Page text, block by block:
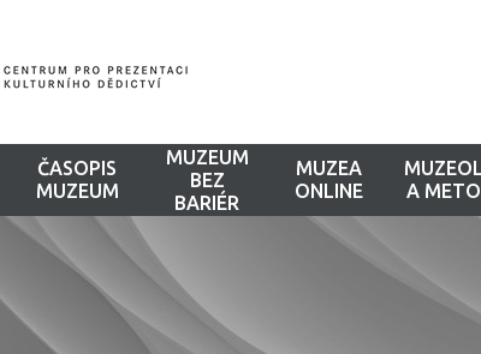
ČASOPIS
MUZEUM
MUZEUM
BEZ
BARIÉR
MUZEA
ONLINE
A